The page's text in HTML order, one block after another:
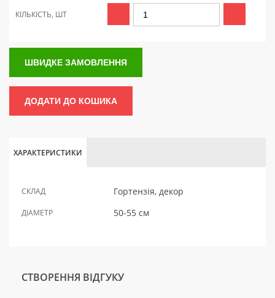
КІЛЬКІСТЬ, ШТ
ШВИДКЕ ЗАМОВЛЕННЯ
ДОДАТИ ДО КОШИКА
ХАРАКТЕРИСТИКИ
СКЛАД Гортензія, декор
ДІАМЕТР 50-55 см
СТВОРЕННЯ ВІДГУКУ